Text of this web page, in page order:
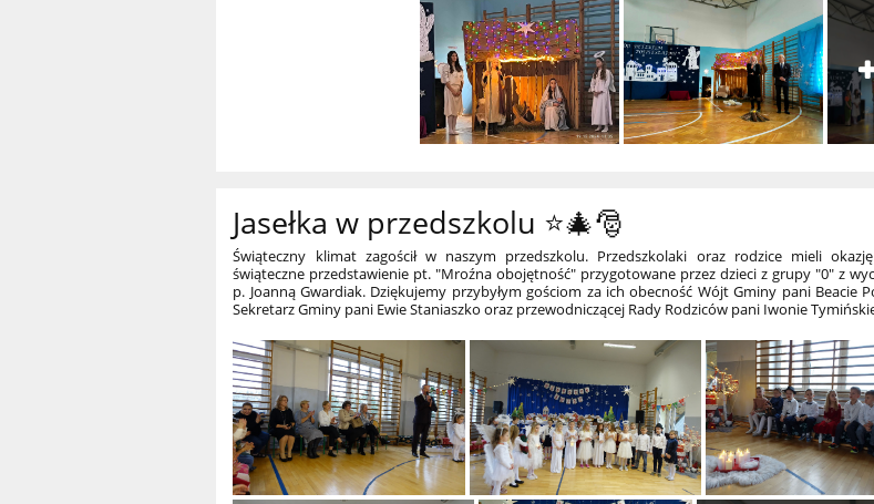
Jasełka w przedszkolu ⭐🎄🎅
Świąteczny klimat zagościł w naszym przedszkolu. Przedszkolaki oraz rodzice mieli
świąteczne przedstawienie pt. "Mroźna obojętność" przygotowane przez dzieci z grupy "0" z
p. Joanną Gwardiak. Dziękujemy przybyłym gościom za ich obecność Wójt Gminy pani Beacie
Sekretarz Gminy pani Ewie Staniaszko oraz przewodniczącej Rady Rodziców pani Iwonie